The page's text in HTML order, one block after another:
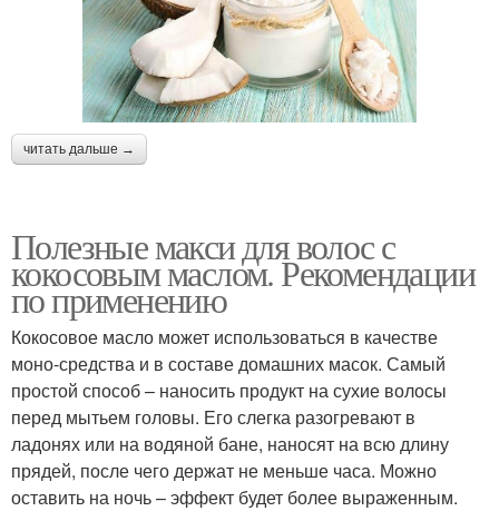
читать дальше →
Полезные макси для волос с
кокосовым маслом. Рекомендации
по применению
Кокосовое масло может использоваться в качестве
моно-средства и в составе домашних масок. Самый
простой способ – наносить продукт на сухие волосы
перед мытьем головы. Его слегка разогревают в
ладонях или на водяной бане, наносят на всю длину
прядей, после чего держат не меньше часа. Можно
оставить на ночь – эффект будет более выраженным.